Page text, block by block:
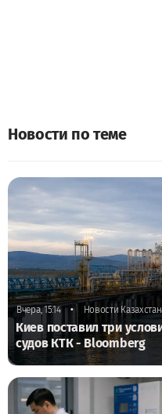
Новости по теме
Вчера, 15:14 • Новости
Киев поставил три
судов КТК - Bloomberg